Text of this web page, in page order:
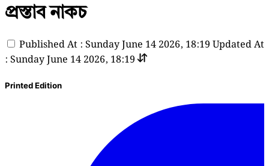
প্রস্তাব নাকচ
Published At : Sunday June 14 2026, 18:19 Updated At
: Sunday June 14 2026, 18:19
Printed Edition